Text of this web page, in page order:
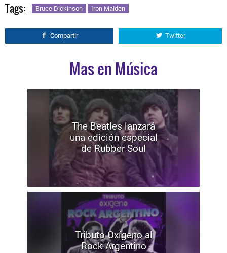
Tags: Bruce Dickinson Iron Maiden
Compartir Twitter
Mas en Música
The Beatles lanzará
una edición especial
de Rubber Soul
Tributo Oxígeno al
Rock Argentino